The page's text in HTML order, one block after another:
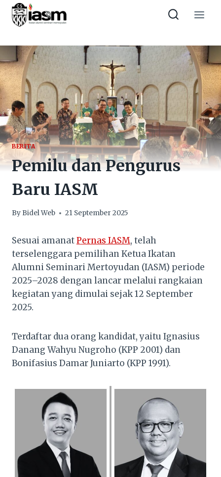
Skip
BERITA
Pemilu dan Pengurus
Baru IASM
By Bidel Web 21 September 2025
Sesuai amanatPernas IASM, telah
terselenggara pemilihan Ketua Ikatan
Alumni Seminari Mertoyudan (IASM) periode
2025–2028 dengan lancar melalui rangkaian
kegiatan yang dimulai sejak 12 September
2025.
Terdaftar dua orang kandidat, yaitu Ignasius
Danang Wahyu Nugroho (KPP 2001) dan
Bonifasius Damar Juniarto (KPP 1991).